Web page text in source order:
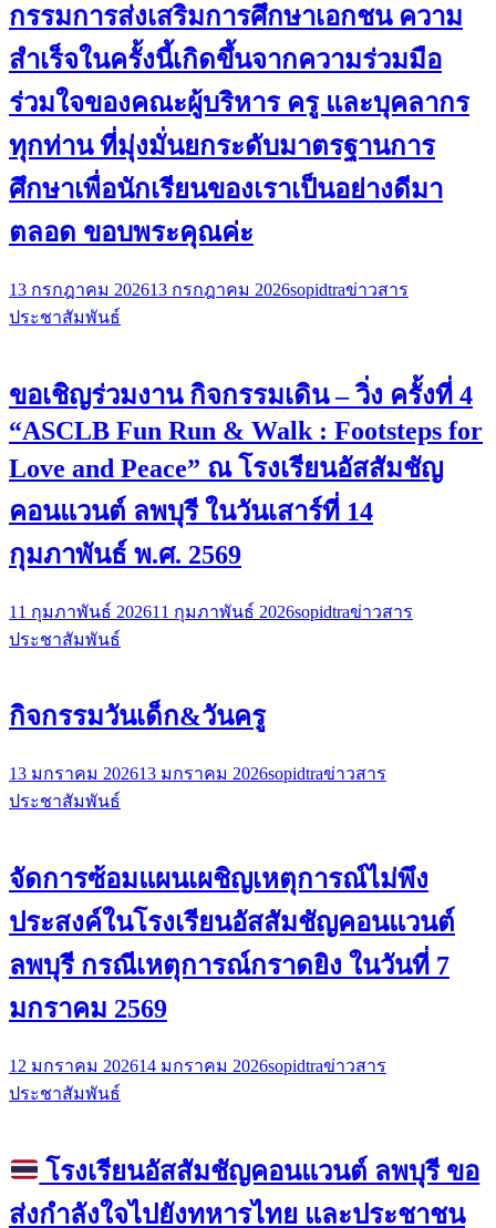
กรรมการส่งเสริมการศึกษาเอกชน ความ
สำเร็จในครั้งนี้เกิดขึ้นจากความร่วมมือ
ร่วมใจของคณะผู้บริหาร ครู และบุคลากร
ทุกท่าน ที่มุ่งมั่นยกระดับมาตรฐานการ
ศึกษาเพื่อนักเรียนของเราเป็นอย่างดีมา
ตลอด ขอบพระคุณค่ะ
13 กรกฎาคม 202613 กรกฎาคม 2026sopidtraข่าวสาร
ประชาสัมพันธ์
ขอเชิญร่วมงาน กิจกรรมเดิน – วิ่ง ครั้งที่ 4
“ASCLB Fun Run & Walk : Footsteps for
Love and Peace” ณ โรงเรียนอัสสัมชัญ
คอนแวนต์ ลพบุรี ในวันเสาร์ที่ 14
กุมภาพันธ์ พ.ศ. 2569
11 กุมภาพันธ์ 202611 กุมภาพันธ์ 2026sopidtraข่าวสาร
ประชาสัมพันธ์
กิจกรรมวันเด็ก&วันครู
13 มกราคม 202613 มกราคม 2026sopidtraข่าวสาร
ประชาสัมพันธ์
จัดการซ้อมแผนเผชิญเหตุการณ์ไม่พึง
ประสงค์ในโรงเรียนอัสสัมชัญคอนแวนต์
ลพบุรี กรณีเหตุการณ์กราดยิง ในวันที่ 7
มกราคม 2569
12 มกราคม 202614 มกราคม 2026sopidtraข่าวสาร
ประชาสัมพันธ์
โรงเรียนอัสสัมชัญคอนแวนต์ ลพบุรี ขอ
ส่งกำลังใจไปยังทหารไทย และประชาชน